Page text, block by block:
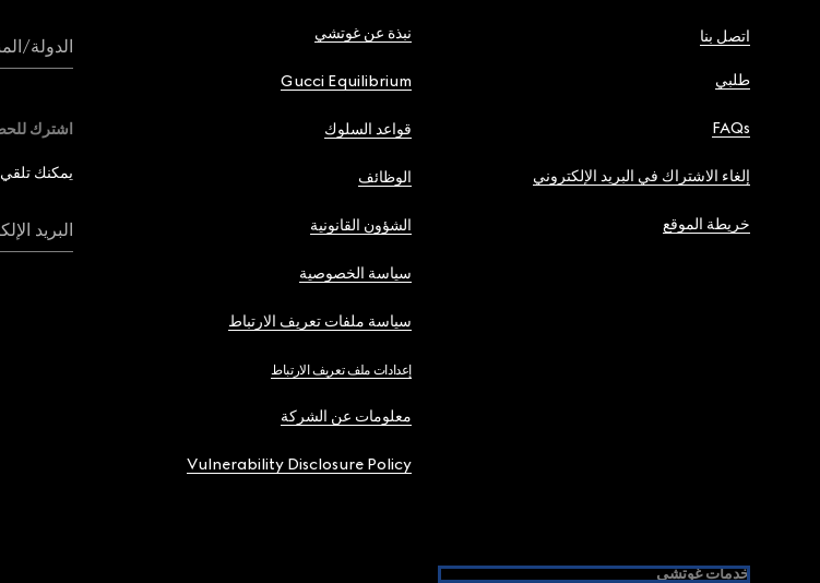
اتصل بنا
طلبي
FAQs
إلغاء الاشتراك في البريد الإلكتروني
خريطة الموقع
نبذة عن غوتشي
Gucci Equilibrium
قواعد السلوك
الوظائف
الشؤون القانونية
سياسة الخصوصية
سياسة ملفات تعريف الارتباط
إعدادات ملف تعريف الارتباط
معلومات عن الشركة
Vulnerability Disclosure Policy
خدمات غوتشي
الدولة/
اشترك
يمكنك
البريد